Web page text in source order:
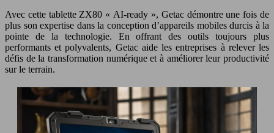
Avec cette tablette ZX80 « AI-ready », Getac démontre une fois de
plus son expertise dans la conception d’appareils mobiles durcis à la
pointe de la technologie. En offrant des outils toujours plus
performants et polyvalents, Getac aide les entreprises à relever les
défis de la transformation numérique et à améliorer leur productivité
sur le terrain.